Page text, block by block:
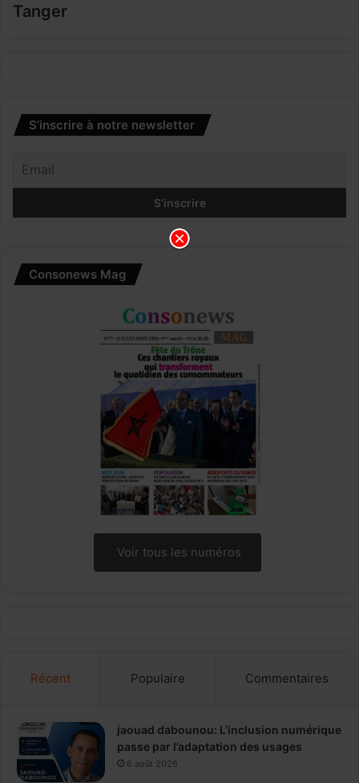
Tanger
S’inscrire à notre newsletter
Consonews Mag
Voir tous les numéros
Récent Populaire Commentaires
jaouad dabounou: L’inclusion numérique
passe par l’adaptation des usages
6 août 2026